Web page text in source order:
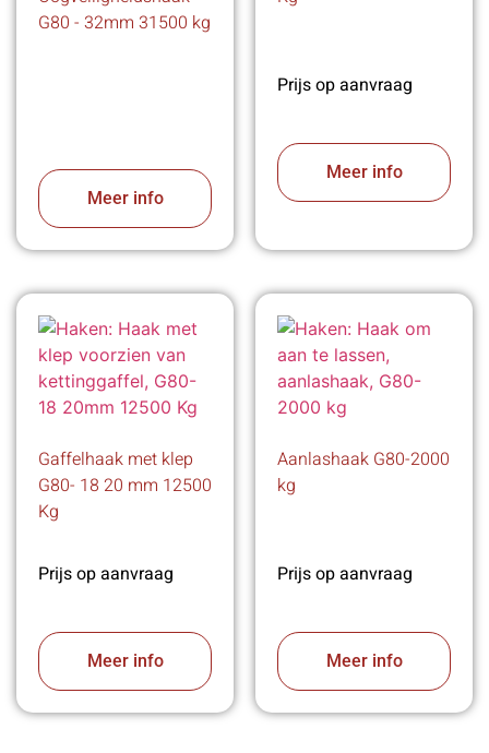
G80 - 32mm 31500 kg
Meer info
Prijs op aanvraag
Meer info
Gaffelhaak met klep
G80- 18 20 mm 12500
Kg
Prijs op aanvraag
Meer info
Aanlashaak G80-2000
kg
Prijs op aanvraag
Meer info